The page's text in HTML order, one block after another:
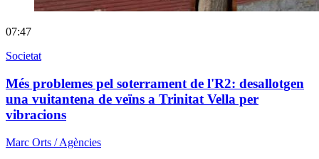
07:47
Societat
Més problemes pel soterrament de l'R2: desallotgen
una vuitantena de veïns a Trinitat Vella per
vibracions
Marc Orts / Agències